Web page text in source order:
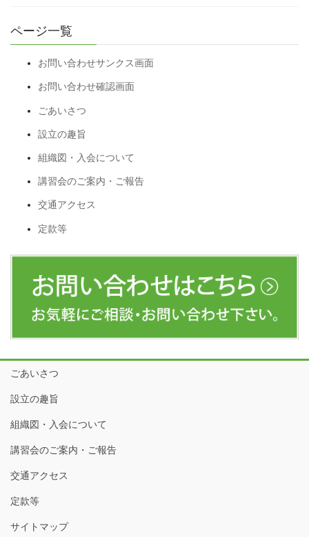
ページ一覧
お問い合わせサンクス画面
お問い合わせ確認画面
ごあいさつ
設立の趣旨
組織図・入会について
講習会のご案内・ご報告
交通アクセス
定款等
ごあいさつ
設立の趣旨
組織図・入会について
講習会のご案内・ご報告
交通アクセス
定款等
サイトマップ